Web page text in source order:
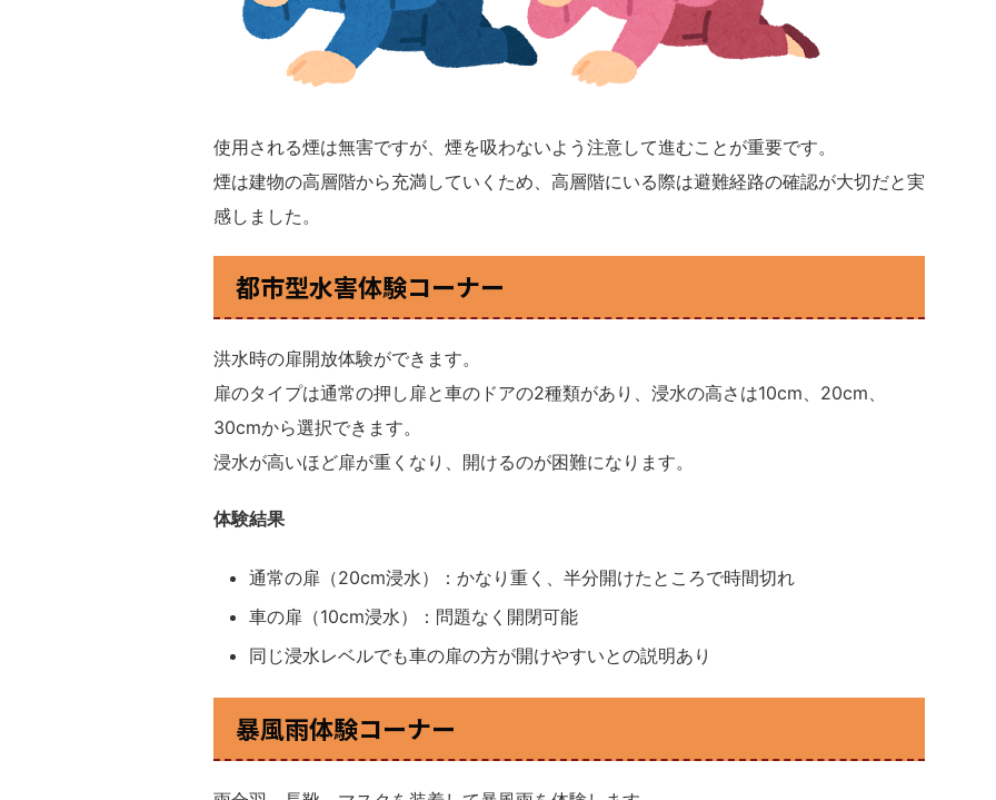
使用される煙は無害ですが、煙を吸わないよう注意して進むことが重要です。
煙は建物の高層階から充満していくため、高層階にいる際は避難経路の確認が大切だと実
感しました。
都市型水害体験コーナー
洪水時の扉開放体験ができます。
扉のタイプは通常の押し扉と車のドアの2種類があり、浸水の高さは10cm、20cm、
30cmから選択できます。
浸水が高いほど扉が重くなり、開けるのが困難になります。
体験結果
通常の扉（20cm浸水）：かなり重く、半分開けたところで時間切れ
車の扉（10cm浸水）：問題なく開閉可能
同じ浸水レベルでも車の扉の方が開けやすいとの説明あり
暴風雨体験コーナー